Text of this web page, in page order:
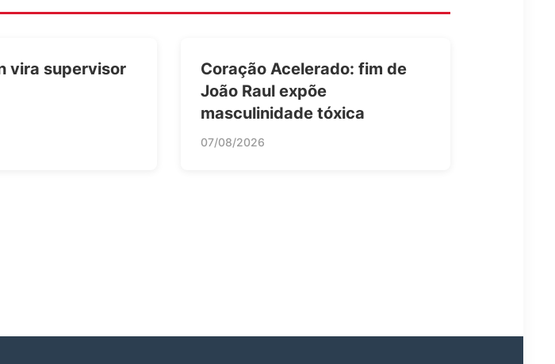
vira supervisor
Coração Acelerado: fim de
João Raul expõe
masculinidade tóxica
07/08/2026